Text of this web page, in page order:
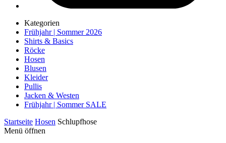
Kategorien
Frühjahr | Sommer 2026
Shirts & Basics
Röcke
Hosen
Blusen
Kleider
Pullis
Jacken & Westen
Frühjahr | Sommer SALE
Startseite Hosen Schlupfhose
Menü öffnen